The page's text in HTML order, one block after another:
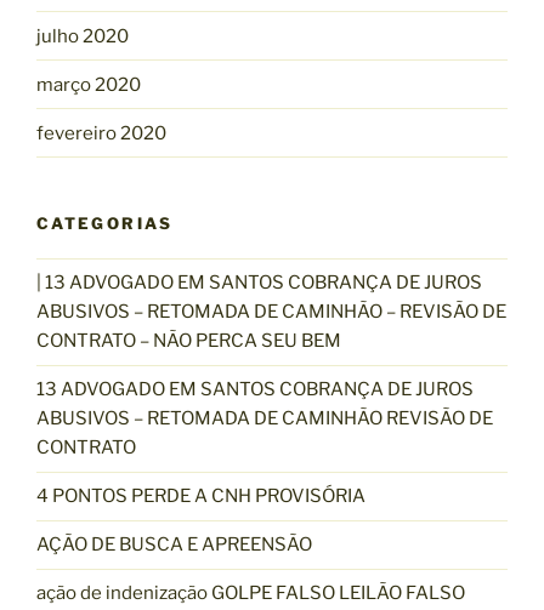
julho 2020
março 2020
fevereiro 2020
CATEGORIAS
| 13 ADVOGADO EM SANTOS COBRANÇA DE JUROS
ABUSIVOS – RETOMADA DE CAMINHÃO – REVISÃO DE
CONTRATO – NÃO PERCA SEU BEM
13 ADVOGADO EM SANTOS COBRANÇA DE JUROS
ABUSIVOS – RETOMADA DE CAMINHÃO REVISÃO DE
CONTRATO
4 PONTOS PERDE A CNH PROVISÓRIA
AÇÃO DE BUSCA E APREENSÃO
ação de indenização GOLPE FALSO LEILÃO FALSO